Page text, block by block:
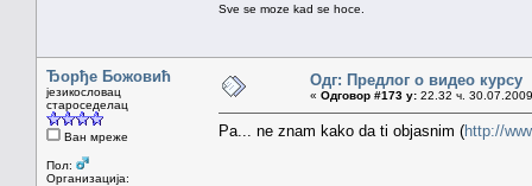
Sve se moze kad se hoce.
Ђорђе Божовић
језикословац
староседелац
Ван мреже
Пол:
Организација:
Одг: Предлог о видео курсу
« Одговор #173 у: 22.32 ч.
Pa... ne znam kako da ti objasnim (http://